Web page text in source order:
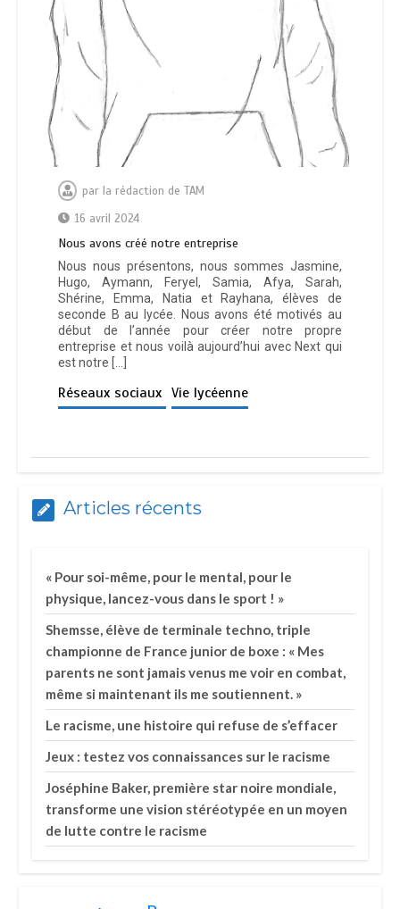
par la rédaction de TAM
16 avril 2024
Nous avons créé notre entreprise
Nous nous présentons, nous sommes Jasmine,
Hugo, Aymann, Feryel, Samia, Afya, Sarah,
Shérine, Emma, Natia et Rayhana, élèves de
seconde B au lycée. Nous avons été motivés au
début de l’année pour créer notre propre
entreprise et nous voilà aujourd’hui avec Next qui
est notre […]
Réseaux sociaux Vie lycéenne
Articles récents
« Pour soi-même, pour le mental, pour le
physique, lancez-vous dans le sport ! »
Shemsse, élève de terminale techno, triple
championne de France junior de boxe : « Mes
parents ne sont jamais venus me voir en combat,
même si maintenant ils me soutiennent. »
Le racisme, une histoire qui refuse de s’effacer
Jeux : testez vos connaissances sur le racisme
Joséphine Baker, première star noire mondiale,
transforme une vision stéréotypée en un moyen
de lutte contre le racisme